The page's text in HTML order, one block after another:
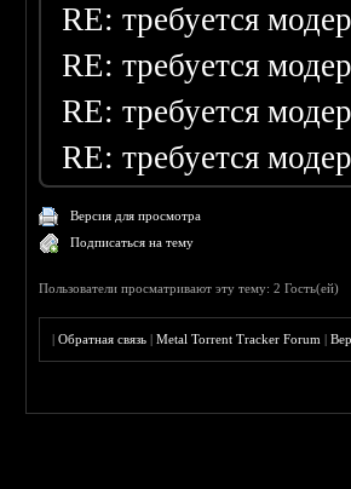
RE: требуется
RE: требуется
RE: требуется
RE: требуется
Версия для просмотра
Подписаться на тему
Пользователи просматривают эту тему: 2 Гость(ей)
|Обратная связь |Metal Torrent Tracker Forum |